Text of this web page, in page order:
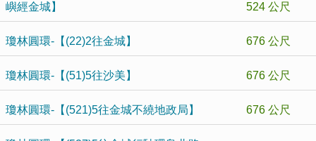
嶼經金城】
524 公尺
瓊林圓環-【(22)2往金城】 676 公尺
瓊林圓環-【(51)5往沙美】 676 公尺
瓊林圓環-【(521)5往金城不繞地政局】 676 公尺